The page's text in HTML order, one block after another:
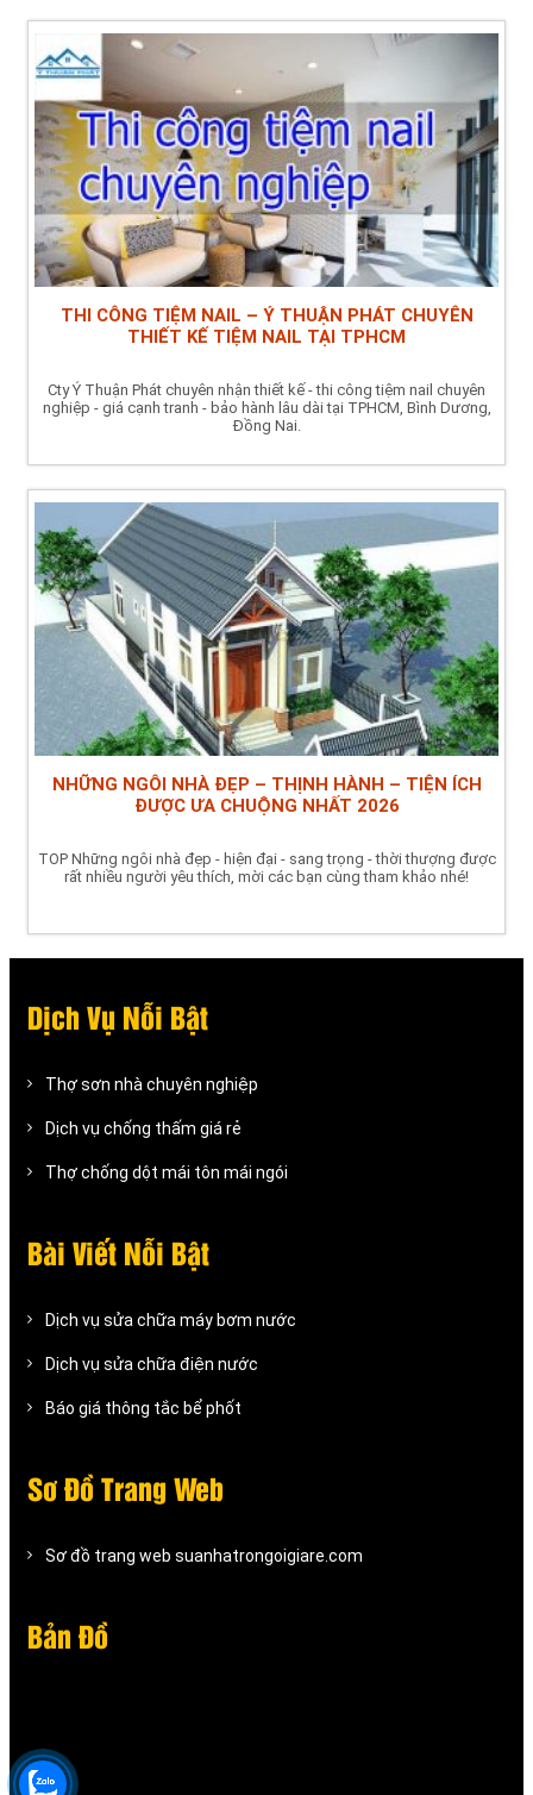
THI CÔNG TIỆM NAIL – Ý THUẬN PHÁT CHUYÊN
THIẾT KẾ TIỆM NAIL TẠI TPHCM
Cty Ý Thuận Phát chuyên nhận thiết kế - thi công tiệm nail chuyên
nghiệp - giá cạnh tranh - bảo hành lâu dài tại TPHCM, Bình Dương,
Đồng Nai.
NHỮNG NGÔI NHÀ ĐẸP – THỊNH HÀNH – TIỆN ÍCH
ĐƯỢC ƯA CHUỘNG NHẤT 2026
TOP Những ngôi nhà đẹp - hiện đại - sang trọng - thời thượng được
rất nhiều người yêu thích, mời các bạn cùng tham khảo nhé!
Dịch Vụ Nỗi Bật
Thợ sơn nhà chuyên nghiệp
Dịch vụ chống thấm giá rẻ
Thợ chống dột mái tôn mái ngói
Bài Viết Nỗi Bật
Dịch vụ sửa chữa máy bơm nước
Dịch vụ sửa chữa điện nước
Báo giá thông tắc bể phốt
Sơ Đồ Trang Web
Sơ đồ trang web suanhatrongoigiare.com
Bản Đồ